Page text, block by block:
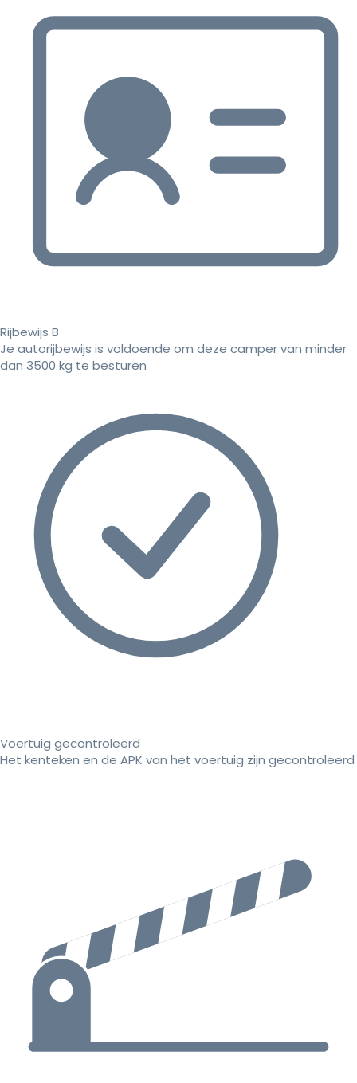
Rijbewijs B
Je autorijbewijs is voldoende om deze camper van minder
dan 3500 kg te besturen
Voertuig gecontroleerd
Het kenteken en de APK van het voertuig zijn gecontroleerd